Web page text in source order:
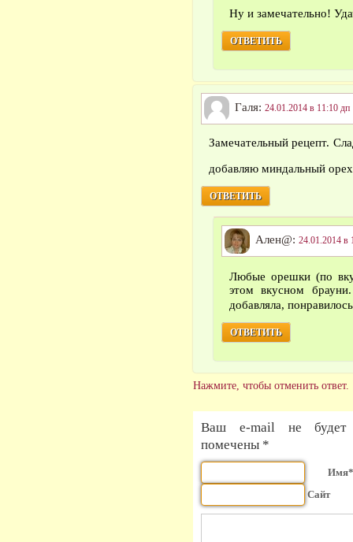
Ну и замечательно!
ОТВЕТИТЬ
Галя: 24.01.2014 в 11:10 дп
Замечательный рецепт.
добавляю миндальный
ОТВЕТИТЬ
Ален@: 24.01.2014 в
Любые орешки (по
этом вкусном
добавляла,
ОТВЕТИТЬ
Нажмите, чтобы отменить ответ.
Ваш e-mail не будет
помечены *
Имя*
Сайт